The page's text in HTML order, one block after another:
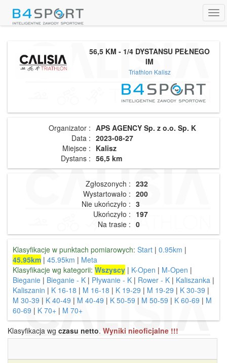
56,5 KM - 1/4 DYSTANSU PEŁNEGO
IM
Triathlon Kalisz
Organizator : APS AGENCY Sp. z o.o. Sp. K
Data : 2023-08-27
Miejsce : Kalisz
Dystans : 56,5 km
Zgłoszonych : 232
Wystartowało : 200
Nie ukończyło : 3
Ukończyło : 197
Na trasie : 0
Klasyfikacje w punktach pomiarowych: Start | 0.95km |
45.95km | 45.95km | Meta
Klasyfikacje wg kategorii: Wszyscy | K-Open | M-Open |
Bieganie | Bieganie - K | Pływanie - K | Rower - K | Kaliszanka |
Kaliszanin | K 16-18 | M 16-18 | K 19-29 | M 19-29 | K 30-39 |
M 30-39 | K 40-49 | M 40-49 | K 50-59 | M 50-59 | K 60-69 | M
60-69 | K 70+ | M 70+
Klasyfikacja wg czasu netto. Wyniki nieoficjalne !!!